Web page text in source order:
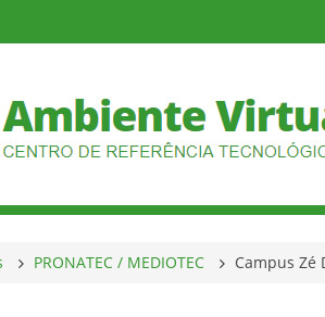
PRONATEC / MEDIOTEC Campus Zé